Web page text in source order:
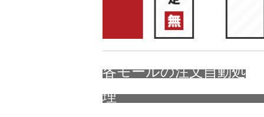
各モールの注文自動処